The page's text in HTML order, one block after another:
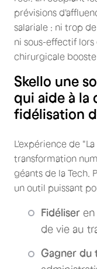
prévisions
salariale : ni trop
ni sous-effectif
chirurgicale
Skello une
qui aide à la
fidélisation
L'expérience de
transformation
géants de la Tech.
un outil puissant
Fidéliser
de vie au
Gagner du